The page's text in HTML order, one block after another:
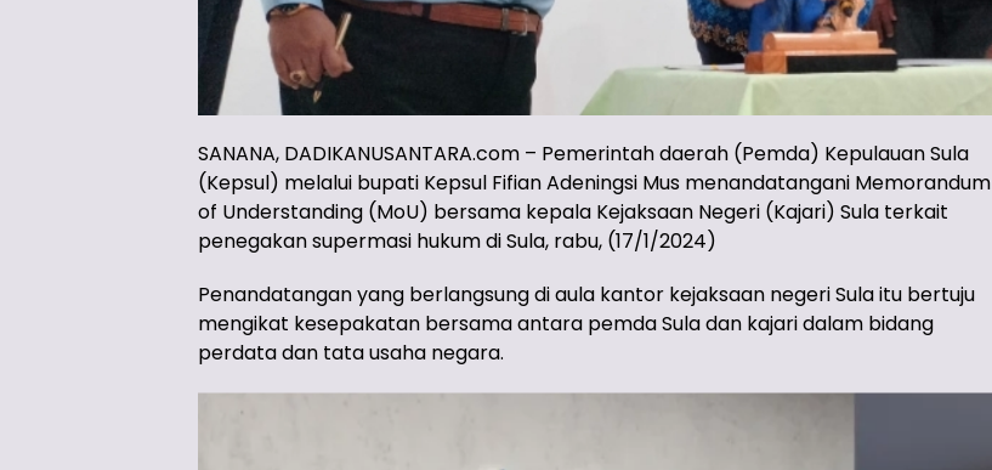
SANANA, DADIKANUSANTARA.com – Pemerintah daerah (Pemda) Kepulauan Sula
(Kepsul) melalui bupati Kepsul Fifian Adeningsi Mus menandatangani Memorandum
of Understanding (MoU) bersama kepala Kejaksaan Negeri (Kajari) Sula terkait
penegakan supermasi hukum di Sula, rabu, (17/1/2024)
Penandatangan yang berlangsung di aula kantor kejaksaan negeri Sula itu bertuju
mengikat kesepakatan bersama antara pemda Sula dan kajari dalam bidang
perdata dan tata usaha negara.